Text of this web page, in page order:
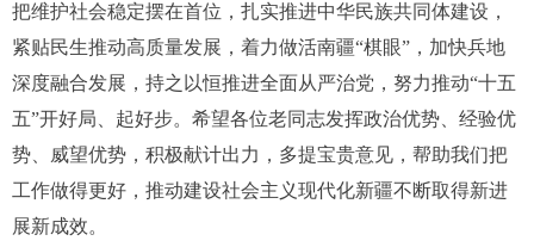
把维护社会稳定摆在首位，扎实推进中华民族共同体建设，
紧贴民生推动高质量发展，着力做活南疆“棋眼”，加快兵地
深度融合发展，持之以恒推进全面从严治党，努力推动“十五
五”开好局、起好步。希望各位老同志发挥政治优势、经验优
势、威望优势，积极献计出力，多提宝贵意见，帮助我们把
工作做得更好，推动建设社会主义现代化新疆不断取得新进
展新成效。